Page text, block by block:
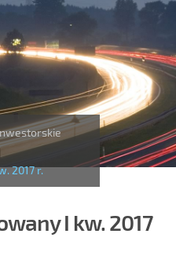
2017 r.
I kw. 2017